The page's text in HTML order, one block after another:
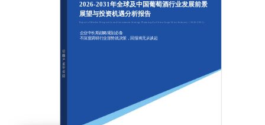
2026-2031年全球及中国葡萄酒行业发展前景
展望与投资机遇分析报告
Report of Market Prospective and Investment Strategy Planning On China Grape Wine Industry（2026-2031）
企业中长期战略规划必备
不深度调研行业形势就决策，回报将无从谈起